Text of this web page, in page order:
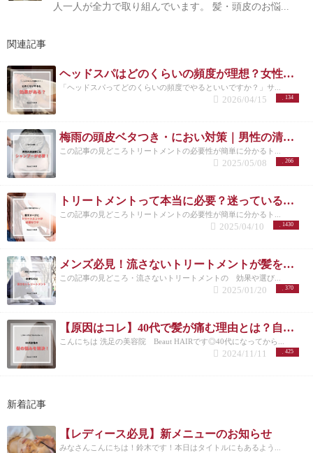
人一人が全力で取り組んでいます。 髪・頭皮のお悩...
関連記事
ヘッドスパはどのくらいの頻度が理想？女性に多い悩みと正しい通い方
「ヘッドスパってどのくらいの頻度でやるといいですか？」サ...
134
2026/04/15
梅雨の頭皮ベタつき・におい対策｜男性の清潔感は炭酸シャンプーで決まる
この記事の見どころトリートメントの必要性が簡単に分かるト...
266
2025/05/08
トリートメントって本当に必要？迷っているあなたに伝えたい効果と理由
この記事の見どころトリートメントの必要性が簡単に分かるト...
1430
2025/04/10
メンズ必見！流さないトリートメントが髪を守る理由とは？/洗足
この記事の見どころ・流さないトリートメントの 効果や選び...
370
2025/01/20
【原因はコレ】40代で髪が痛む理由とは？自宅でできる改善方法も紹介！
こんにちは 洗足の美容院 Beaut HAIRです◎40代になってから...
425
2024/11/11
新着記事
【レディース必見】新メニューのお知らせ
みなさんこんにちは！鈴木です！本日はタイトルにもあるよう...